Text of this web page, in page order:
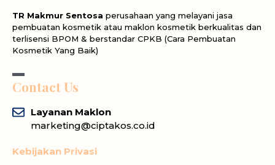
TR Makmur Sentosa perusahaan yang melayani jasa
pembuatan kosmetik atau maklon kosmetik berkualitas dan
terlisensi BPOM & berstandar CPKB (Cara Pembuatan
Kosmetik Yang Baik)
Contact Us
Layanan Maklon
marketing@ciptakos.co.id
Kebijakan Privasi